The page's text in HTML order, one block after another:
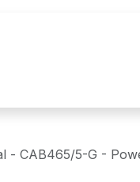
- CAB465/5-G -